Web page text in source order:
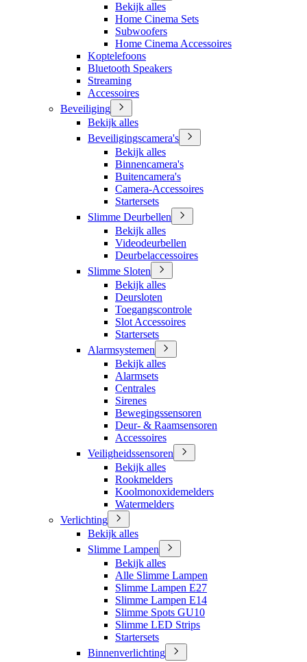
Bekijk alles
Home Cinema Sets
Subwoofers
Home Cinema Accessoires
Koptelefoons
Bluetooth Speakers
Streaming
Accessoires
Beveiliging
Bekijk alles
Beveiligingscamera's
Bekijk alles
Binnencamera's
Buitencamera's
Camera-Accessoires
Startersets
Slimme Deurbellen
Bekijk alles
Videodeurbellen
Deurbelaccessoires
Slimme Sloten
Bekijk alles
Deursloten
Toegangscontrole
Slot Accessoires
Startersets
Alarmsystemen
Bekijk alles
Alarmsets
Centrales
Sirenes
Bewegingssensoren
Deur- & Raamsensoren
Accessoires
Veiligheidssensoren
Bekijk alles
Rookmelders
Koolmonoxidemelders
Watermelders
Verlichting
Bekijk alles
Slimme Lampen
Bekijk alles
Alle Slimme Lampen
Slimme Lampen E27
Slimme Lampen E14
Slimme Spots GU10
Slimme LED Strips
Startersets
Binnenverlichting